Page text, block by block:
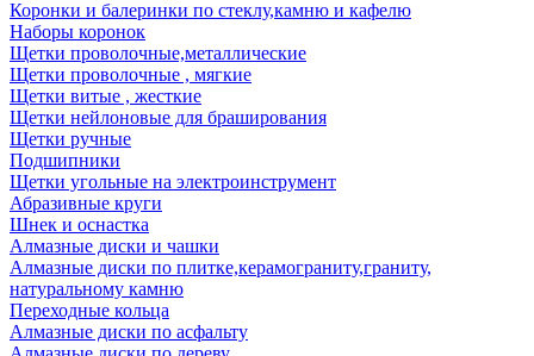
Коронки и балеринки по стеклу,камню и кафелю
Наборы коронок
Щетки проволочные,металлические
Щетки проволочные , мягкие
Щетки витые , жесткие
Щетки нейлоновые для браширования
Щетки ручные
Подшипники
Щетки угольные на электроинструмент
Абразивные круги
Шнек и оснастка
Алмазные диски и чашки
Алмазные диски по плитке,керамограниту,граниту,
натуральному камню
Переходные кольца
Алмазные диски по асфальту